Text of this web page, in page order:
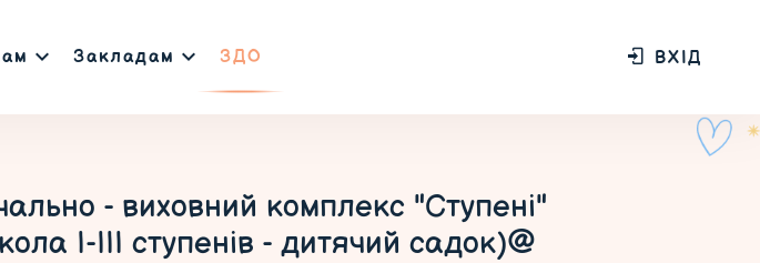
Закладам ЗДО ВХІД
- виховний комплекс "Ступені"
І-ІІІ ступенів - дитячий садок)@